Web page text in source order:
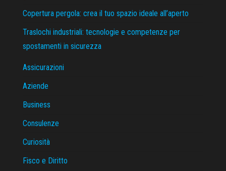
Copertura pergola: crea il tuo spazio ideale all’aperto
Traslochi industriali: tecnologie e competenze per
spostamenti in sicurezza
Assicurazioni
Aziende
Business
Consulenze
Curiosità
Fisco e Diritto